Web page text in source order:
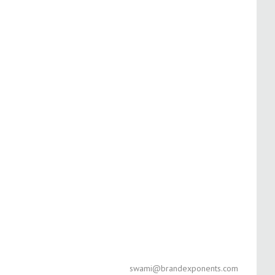
swami@brandexponents.com